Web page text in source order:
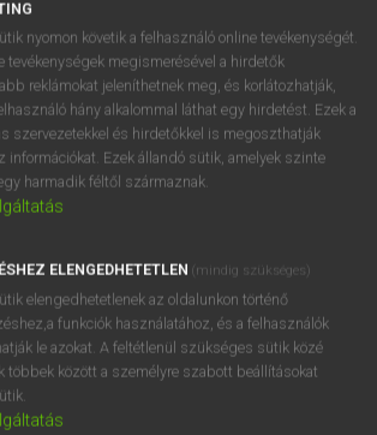
SZÓTÁR
nyomon követik a felhasználó online tevékenységét.
tevékenységek megismerésével a hirdetők
reklámokat jeleníthetnek meg, és korlátozhatják,
hány alkalommal láthat egy hirdetést. Ezek a
szervezetekkel és hirdetőkkel is megoszthatják
információkat. Ezek állandó sütik, amelyek szinte
harmadik féltől származnak.
ELENGEDHETETLEN (mindig szükséges)
elengedhetetlenek az oldalunkon történő
funkciók használatához, és a felhasználók
le azokat. A feltétlenül szükséges sütik közé
többek között a személyre szabott beállításokat